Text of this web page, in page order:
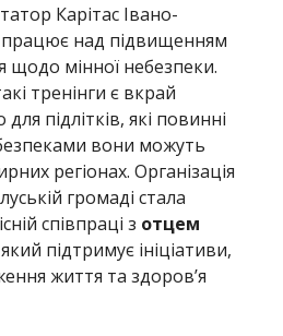
Карітас Івано-
над підвищенням
щодо мінної небезпеки.
тренінги є вкрай
підлітків, які повинні
вони можуть
регіонах. Організація
громаді стала
співпраці з отцем
підтримує ініціативи,
життя та здоров’я